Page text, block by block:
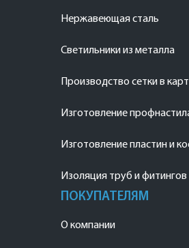
Нержавеющая сталь
Светильники из металла
Производство сетки в
Изготовление
Изготовление пластин и
Изоляция труб и фитингов
ПОКУПАТЕЛЯМ
О компании